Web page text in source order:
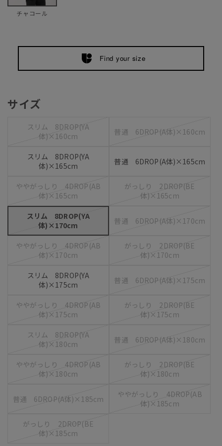
チャコール
Find your size
サイズ
スリム 8DROP(YA
体)×160cm
普通 6DROP(A体)×160cm
スリム 8DROP(YA
体)×165cm
普通 6DROP(A体)×165cm
ややがっしり 4DROP(AB
体)×165cm
がっしり 2DROP(BE
体)×165cm
スリム 8DROP(YA
体)×170cm
普通 6DROP(A体)×170cm
ややがっしり 4DROP(AB
体)×170cm
がっしり 2DROP(BE
体)×170cm
スリム 8DROP(YA
体)×175cm
普通 6DROP(A体)×175cm
ややがっしり 4DROP(AB
体)×175cm
がっしり 2DROP(BE
体)×175cm
スリム 8DROP(YA
体)×180cm
普通 6DROP(A体)×180cm
ややがっしり 4DROP(AB
体)×180cm
がっしり 2DROP(BE
体)×180cm
普通 6DROP(A体)×185cm
ややがっしり 4DROP(AB
体)×185cm
がっしり 2DROP(BE
体)×185cm